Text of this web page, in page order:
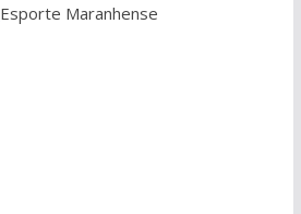
Esporte Maranhense